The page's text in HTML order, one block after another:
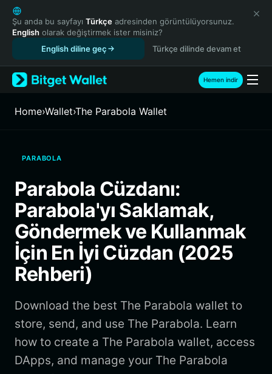
English
日本語
Tiếng Việt
Español (Latinoamérica)
Türkçe
Français
繁體中文
Bahasa Indonesia
ภาษาไทย
Español
Português (Brasil)
Español (Argentina)
Şu anda bu sayfayı Türkçe adresinden görüntülüyorsunuz.
English olarak değiştirmek ister misiniz?
English diline geç
Türkçe dilinde devam et
Hemen indir
Home›Wallet›The Parabola Wallet
PARABOLA
Parabola Cüzdanı:
Parabola'yı Saklamak,
Göndermek ve Kullanmak
İçin En İyi Cüzdan (2025
Rehberi)
Download the best The Parabola wallet to
store, send, and use The Parabola. Learn
how to create a The Parabola wallet, access
DApps, and manage your The Parabola